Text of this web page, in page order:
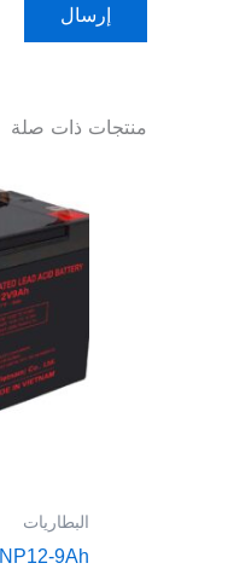
منتجات ذات صلة
البطاريات
NP12-9Ah